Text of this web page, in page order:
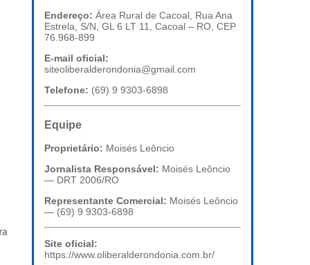
Endereço: Área Rural de Cacoal, Rua Ana
Estrela, S/N, GL 6 LT 11, Cacoal – RO, CEP
76.968-899
E-mail oficial:
siteoliberalderondonia@gmail.com
Telefone: (69) 9 9303-6898
Equipe
Proprietário: Moisés Leôncio
Jornalista Responsável: Moisés Leôncio
— DRT 2006/RO
Representante Comercial: Moisés Leôncio
— (69) 9 9303-6898
Site oficial:
https://www.oliberalderondonia.com.br/